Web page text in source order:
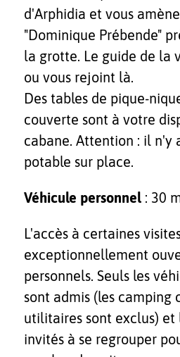
d'Arphidia et vous
"Dominique Prébende"
la grotte. Le guide de la
ou vous rejoint là.
Des tables de pique-
couverte sont à votre
cabane. Attention : il n'y
potable sur place.
Véhicule personnel : 30
L'accès à certaines
exceptionnellement
personnels. Seuls les
sont admis (les camping
utilitaires sont exclus) et
invités à se regrouper